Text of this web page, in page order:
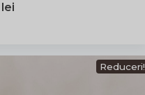
lei
Reduceri!